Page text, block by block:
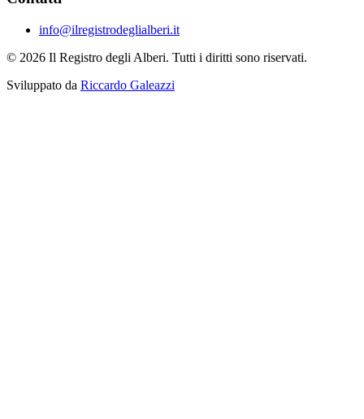
info@ilregistrodeglialberi.it
© 2026 Il Registro degli Alberi. Tutti i diritti sono riservati.
Sviluppato da Riccardo Galeazzi